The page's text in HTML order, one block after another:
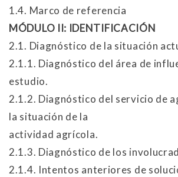
1.4. Marco de referencia
MÓDULO II: IDENTIFICACIÓN
2.1. Diagnóstico de la situación
2.1.1. Diagnóstico del área de
estudio.
2.1.2. Diagnóstico del servicio de
la situación de la
actividad agrícola.
2.1.3. Diagnóstico de los
2.1.4. Intentos anteriores de